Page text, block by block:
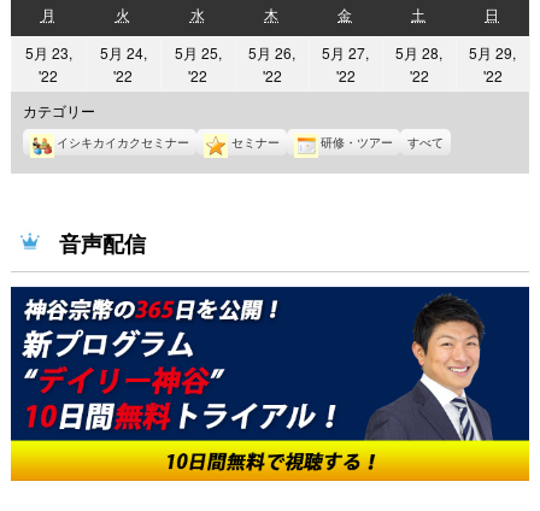
月
曜
日
火
曜
日
水水
曜
日
木
曜
日
金金
曜
日
土
曜
日
日
曜
日
5月 23,
'22
年
5
月
23
5月 24,
'22
5
月
24
5月 25,
'22
5
月
25
5月 26,
'222022
5
月
26
5月 27,
'222022
5
月
27
5月 28,
'222022
5
月
28
5月 29,
'222022
29
カテゴリー
イシキカイカクセミナー セミナー 研修・ツアー すべて
音声配信